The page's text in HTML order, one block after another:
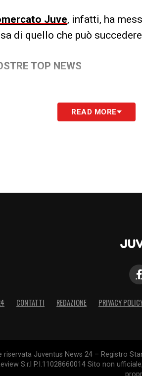
Juve, infatti, ha
di quello che può
TOP NEWS
READ MORE
CONTATTI REDAZIONE PRIVACY
Juventus News 24 – Registro
S.r.l P.I.11028660014 Sito non